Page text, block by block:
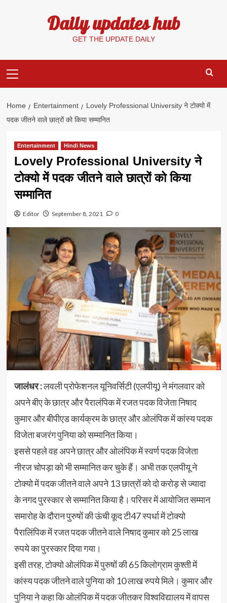
Daily updates hub
GET THE UPDATE DAILY
Menu
Home Entertainment
Lovely Professional University ने टोक्यो में
पदक जीतने वाले छात्रों को किया सम्मानित
Entertainment Hindi News
Lovely Professional University ने
टोक्यो में पदक जीतने वाले छात्रों को किया
सम्मानित
Editor September 8, 2021 0
जालंधर :लवली प्रोफेशनल यूनिवर्सिटी (एलपीयू) ने मंगलवार को
अपने बीए के छात्र और पैरालंपिक में रजत पदक विजेता निषाद
कुमार और बीपीएड कार्यक्रम के छात्र और ओलंपिक में कांस्य पदक
विजेता बजरंग पुनिया को सम्मानित किया।
इससे पहले वह अपने छात्र और ओलंपिक में स्वर्ण पदक विजेता
नीरज चोपड़ा को भी सम्मानित कर चुके हैं। अभी तक एलपीयू ने
टोक्यो में पदक जीतने वाले अपने 13 छात्रों को दो करोड़ से ज्यादा
के नगद पुरस्कार से सम्मानित किया है। परिसर में आयोजित सम्मान
समारोह के दौरान पुरुषों की ऊंची कूद टी47 स्पर्धा में टोक्यो
पैरालिंपिक में रजत पदक जीतने वाले निषाद कुमार को 25 लाख
रुपये का पुरस्कार दिया गया।
इसी तरह, टोक्यो ओलंपिक में पुरुषों की 65 किलोग्राम कुश्ती में
कांस्य पदक जीतने वाले पुनिया को 10 लाख रुपये मिले। कुमार और
पुनिया ने कहा कि ओलंपिक में पदक जीतकर विश्वविद्यालय में वापस